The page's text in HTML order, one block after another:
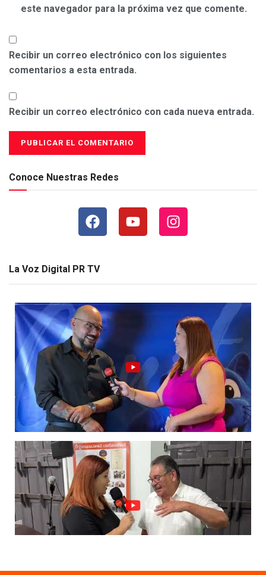
este navegador para la próxima vez que comente.
Recibir un correo electrónico con los siguientes
comentarios a esta entrada.
Recibir un correo electrónico con cada nueva entrada.
Conoce Nuestras Redes
La Voz Digital PR TV